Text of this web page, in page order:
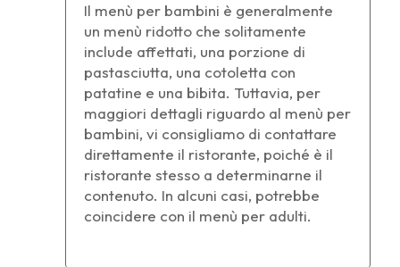
Il menù per bambini è generalmente
un menù ridotto che solitamente
include affettati, una porzione di
pastasciutta, una cotoletta con
patatine e una bibita. Tuttavia, per
maggiori dettagli riguardo al menù per
bambini, vi consigliamo di contattare
direttamente il ristorante, poiché è il
ristorante stesso a determinarne il
contenuto. In alcuni casi, potrebbe
coincidere con il menù per adulti.